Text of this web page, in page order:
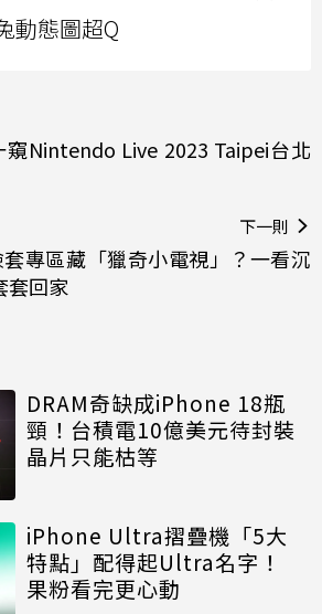
動態圖超Q
Nintendo Live 2023 Taipei台北
下一則
專區藏「獵奇小電視」？一看沉
套回家
DRAM奇缺成iPhone 18瓶
頸！台積電10億美元待封裝
晶片只能枯等
iPhone Ultra摺疊機「5大
特點」配得起Ultra名字！
果粉看完更心動